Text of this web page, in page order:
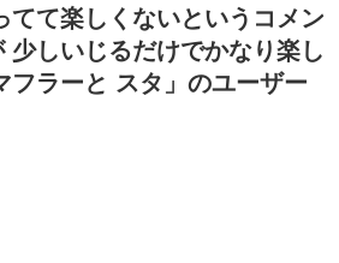
てて楽しくないというコメン
少しいじるだけでかなり楽し
フラーと スタ」のユーザー